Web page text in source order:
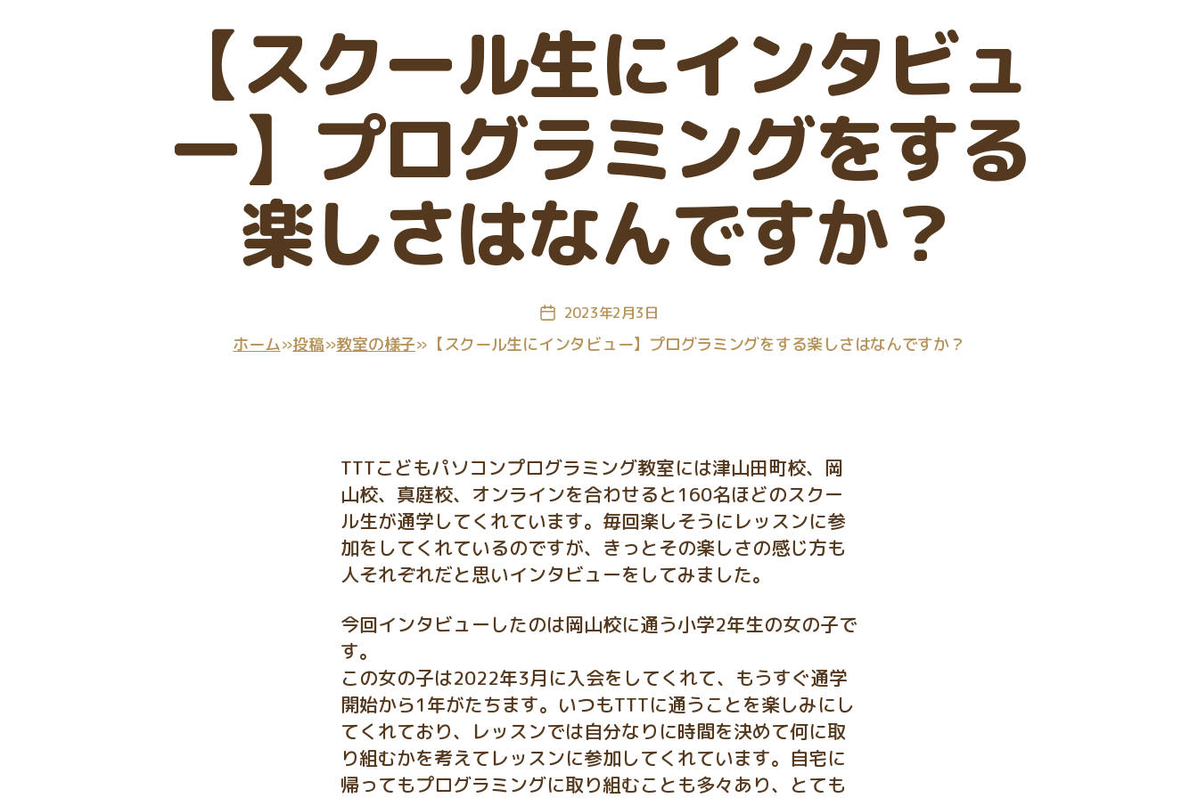
ー
【スクール生にインタビュ
ー】プログラミングをする
楽しさはなんですか？
投
稿
日
2023年2月3日
ホーム»投稿»教室の様子» 【スクール生にインタビュー】プログラミングをする楽しさはなんですか？
TTTこどもパソコンプログラミング教室には津山田町校、岡
山校、真庭校、オンラインを合わせると160名ほどのスクー
ル生が通学してくれています。毎回楽しそうにレッスンに参
加をしてくれているのですが、きっとその楽しさの感じ方も
人それぞれだと思いインタビューをしてみました。
今回インタビューしたのは岡山校に通う小学2年生の女の子で
す。
この女の子は2022年3月に入会をしてくれて、もうすぐ通学
開始から1年がたちます。いつもTTTに通うことを楽しみにし
てくれており、レッスンでは自分なりに時間を決めて何に取
り組むかを考えてレッスンに参加してくれています。自宅に
帰ってもプログラミングに取り組むことも多々あり、とても